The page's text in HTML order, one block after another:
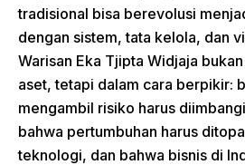
tradisional bisa berevolusi
dengan sistem, tata kelola, dan
Warisan Eka Tjipta Widjaja
aset, tetapi dalam cara berpikir:
mengambil risiko harus
bahwa pertumbuhan harus
teknologi, dan bahwa bisnis di